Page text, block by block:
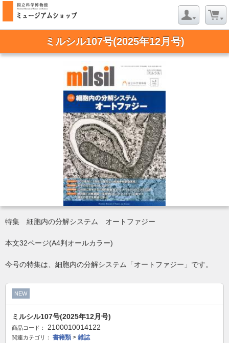
ミルシル107号(2025年12月号)
特集 細胞内の分解システム オートファジー
本文32ページ(A4判オールカラー)
今号の特集は、細胞内の分解システム「オートファジー」です。
NEW
ミルシル107号(2025年12月号)
商品コード： 2100010014122
関連カテゴリ： 書籍類 > 雑誌